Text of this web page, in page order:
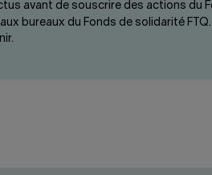
avant de souscrire des actions du
bureaux du Fonds de solidarité